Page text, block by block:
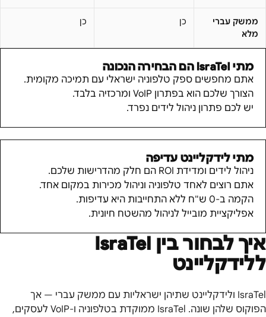
ממשק עברי
מלא
כן כן
מתי IsraTel הם הבחירה הנכונה
אתם מחפשים ספק טלפוניה ישראלי עם תמיכה מקומית.
הצורך שלכם הוא בפתרון VoIP ומרכזיה בלבד.
יש לכם פתרון ניהול לידים נפרד.
מתי לידקליינט עדיפה
ניהול לידים ומדידת ROI הם חלק מהדרישות שלכם.
אתם רוצים לאחד טלפוניה וניהול מכירות במקום אחד.
הקמה ב-0 ש"ח ללא התחייבות היא עדיפות.
אפליקציית מובייל לניהול מהשטח חיונית.
איך לבחור בין IsraTel
ללידקליינט
IsraTel ולידקליינט שתיהן ישראליות עם ממשק עברי — אך
הפוקוס שלהן שונה. IsraTel ממוקדת בטלפוניה ו-VoIP לעסקים,